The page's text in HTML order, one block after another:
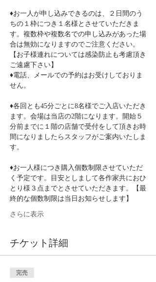
♦︎お一人が申し込みできるのは、２日間のう
ちの１枠につき１名様とさせていただきま
す。複数枠や複数名での申し込みがあった場
合は無効になりますのでご注意ください。
【お子様連れについては感染防止も考慮頂き
ご遠慮下さい】
♦︎電話、メールでの予約はお受けしておりま
せん。
♦︎各回とも45分ごとに8名様でご入店いただき
ます。会場は当店の2階になります。開始５
分前までに１階の店舗で受付をして頂きお時
間になりましたらスタッフがご案内いたしま
す。
♦︎お一人様につき購入個数制限させていただ
く予定です。目安としまして各作家共におひ
とり様３点までとさせていただきます。【最
終的な個数制限は当日お知らせします】
さらに表示
チケット詳細
完売